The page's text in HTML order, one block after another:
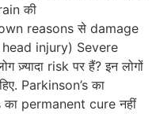
की
reasons से damage
head injury) Severe
ज़्यादा risk पर हैं? इन लोगों
Parkinson’s का
का permanent cure नहीं